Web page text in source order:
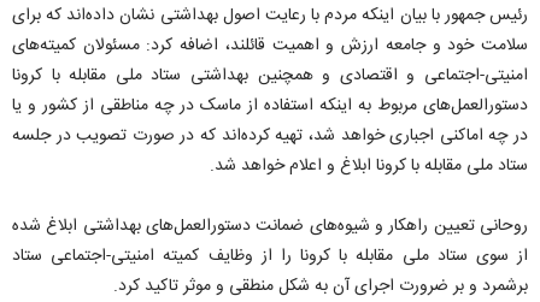
رئیس جمهور با بیان اینکه مردم با رعایت اصول بهداشتی نشان داده‌اند که برای
سلامت خود و جامعه ارزش و اهمیت قائلند، اضافه کرد: مسئولان کمیته‌های
امنیتی-اجتماعی و اقتصادی و همچنین بهداشتی ستاد ملی مقابله با کرونا
دستورالعمل‌های مربوط به اینکه استفاده از ماسک در چه مناطقی از کشور و یا
در چه اماکنی اجباری خواهد شد، تهیه کرده‌اند که در صورت تصویب در جلسه
ستاد ملی مقابله با کرونا ابلاغ و اعلام خواهد شد.
روحانی تعیین راهکار و شیوه‌های ضمانت دستورالعمل‌های بهداشتی ابلاغ شده
از سوی ستاد ملی مقابله با کرونا را از وظایف کمیته امنیتی-اجتماعی ستاد
برشمرد و بر ضرورت اجرای آن به شکل منطقی و موثر تاکید کرد.